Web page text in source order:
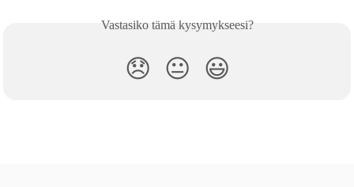
Vastasiko tämä kysymykseesi?
😞 😐 😃